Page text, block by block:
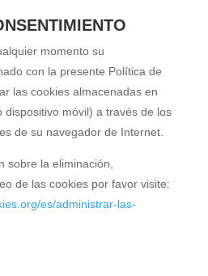
momento su
con la presente Política de
las cookies almacenadas en
móvil) a través de los
de su navegador de Internet.
sobre la eliminación,
de las cookies por favor visite:
es/administrar-las-